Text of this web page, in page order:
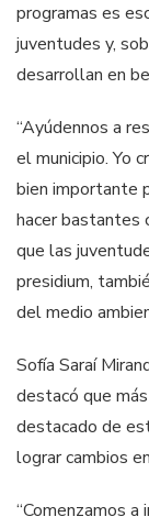
programas es
juventudes y,
desarrollan en
“Ayúdennos a
el municipio. Yo
bien importante
hacer bastantes
que las
presidium,
del medio
Sofía Saraí
destacó que
destacado de
lograr cambios
“Comenzamos